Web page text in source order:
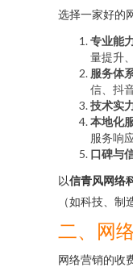
选择一家好的
专业能
量提升
服务体
信、抖
技术实
本地化
服务响
口碑与
以信青风网络
（如科技、制
二、网
网络营销的收